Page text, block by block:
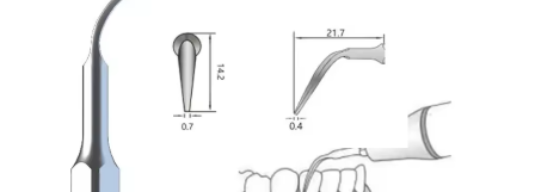
Reparaturservice
Unsere Firma